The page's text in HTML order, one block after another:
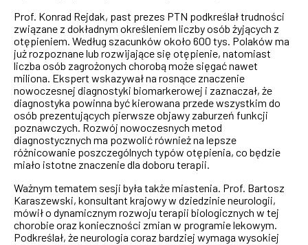
Prof. Konrad Rejdak, past prezes PTN podkreślał trudności
związane z dokładnym określeniem liczby osób żyjących z
otępieniem. Według szacunków około 600 tys. Polaków ma
już rozpoznane lub rozwijające się otępienie, natomiast
liczba osób zagrożonych chorobą może sięgać nawet
miliona. Ekspert wskazywał na rosnące znaczenie
nowoczesnej diagnostyki biomarkerowej i zaznaczał, że
diagnostyka powinna być kierowana przede wszystkim do
osób prezentujących pierwsze objawy zaburzeń funkcji
poznawczych. Rozwój nowoczesnych metod
diagnostycznych ma pozwolić również na lepsze
różnicowanie poszczególnych typów otępienia, co będzie
miało istotne znaczenie dla doboru terapii.
Ważnym tematem sesji była także miastenia. Prof. Bartosz
Karaszewski, konsultant krajowy w dziedzinie neurologii,
mówił o dynamicznym rozwoju terapii biologicznych w tej
chorobie oraz konieczności zmian w programie lekowym.
Podkreślał, że neurologia coraz bardziej wymaga wysokiej